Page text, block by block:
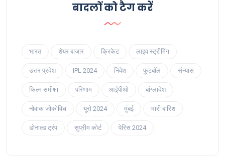
बादलों को टैग करें
भारत शेयर बाजार क्रिकेट लाइव स्ट्रीमिंग
उत्तर प्रदेश IPL 2024 निवेश फुटबॉल संन्यास
फिल्म समीक्षा परिणाम आईपीओ बांग्लादेश
नोवाक जोकोविच यूरो 2024 मुंबई भारी बारिश
डोनाल्ड ट्रंप सुप्रीम कोर्ट पेरिस 2024